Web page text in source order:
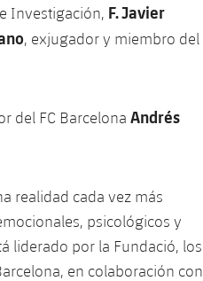
Investigación, F. Javier
, exjugador y miembro del
del FC Barcelona Andrés
realidad cada vez más
psicológicos y
liderado por la Fundació, los
en colaboración con